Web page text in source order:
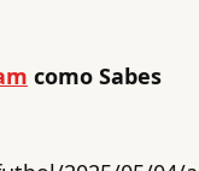
como Sabes